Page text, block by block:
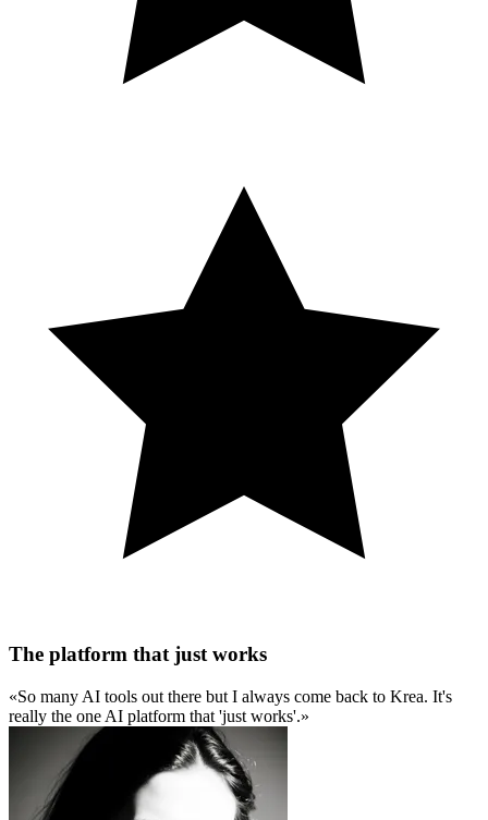
The platform that just works
So many AI tools out there but I always come back to Krea. It's
really the one AI platform that 'just works'.